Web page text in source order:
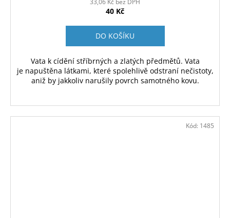
33,06 Kč bez DPH
40 Kč
DO KOŠÍKU
Vata k cídění stříbrných a zlatých předmětů. Vata
je napuštěna látkami, které spolehlivě odstraní nečistoty,
aniž by jakkoliv narušily povrch samotného kovu.
Kód: 1485